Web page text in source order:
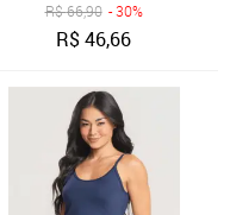
R$66,90 - 30%
R$46,66